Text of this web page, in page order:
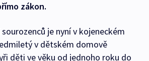
zákon.
je nyní v kojeneckém
v dětském domově
děti ve věku od jednoho roku do